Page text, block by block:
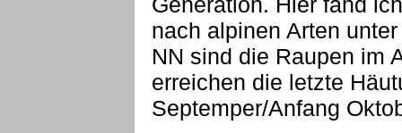
nach alpinen Arten
NN sind die Raupen im
erreichen die letzte
Septemper/Anfang